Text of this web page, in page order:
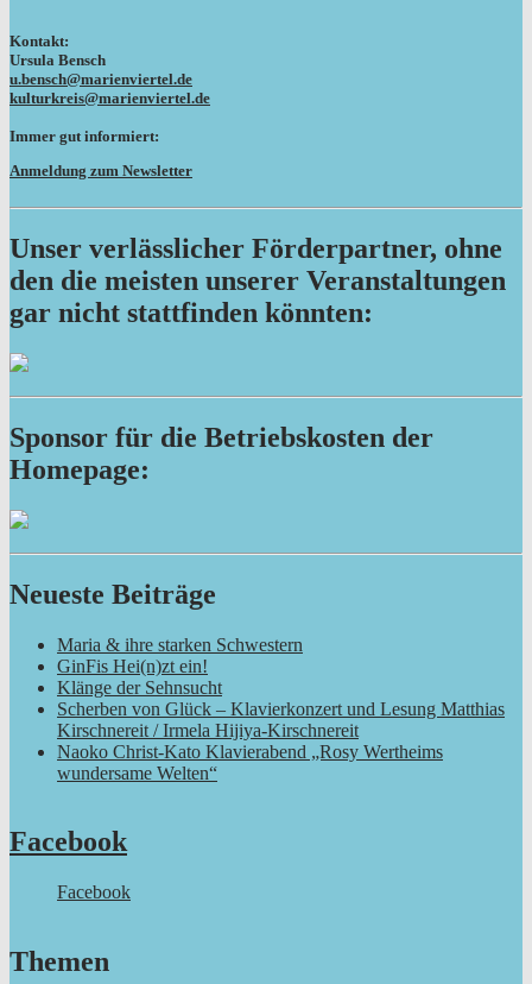
Kontakt:
Ursula Bensch
u.bensch@marienviertel.de
kulturkreis@marienviertel.de
Immer gut informiert:
Anmeldung zum Newsletter
Unser verlässlicher Förderpartner, ohne
den die meisten unserer Veranstaltungen
gar nicht stattfinden könnten:
Sponsor für die Betriebskosten der
Homepage:
Neueste Beiträge
Maria & ihre starken Schwestern
GinFis Hei(n)zt ein!
Klänge der Sehnsucht
Scherben von Glück – Klavierkonzert und Lesung Matthias
Kirschnereit / Irmela Hijiya-Kirschnereit
Naoko Christ-Kato Klavierabend „Rosy Wertheims
wundersame Welten“
Facebook
Facebook
Themen